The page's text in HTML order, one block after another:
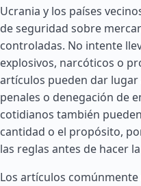
Ucrania y los países
de seguridad sobre
controladas. No intente
explosivos, narcóticos o
artículos pueden dar
penales o denegación de
cotidianos también
cantidad o el propósito,
las reglas antes de hacer
Los artículos